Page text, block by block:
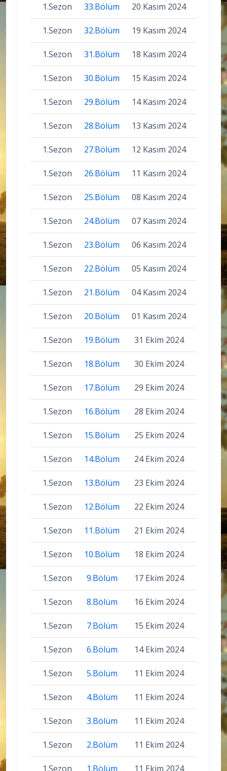
1.Sezon 33.Bölüm 20 Kasım 2024
1.Sezon 32.Bölüm 19 Kasım 2024
1.Sezon 31.Bölüm 18 Kasım 2024
1.Sezon 30.Bölüm 15 Kasım 2024
1.Sezon 29.Bölüm 14 Kasım 2024
1.Sezon 28.Bölüm 13 Kasım 2024
1.Sezon 27.Bölüm 12 Kasım 2024
1.Sezon 26.Bölüm 11 Kasım 2024
1.Sezon 25.Bölüm 08 Kasım 2024
1.Sezon 24.Bölüm 07 Kasım 2024
1.Sezon 23.Bölüm 06 Kasım 2024
1.Sezon 22.Bölüm 05 Kasım 2024
1.Sezon 21.Bölüm 04 Kasım 2024
1.Sezon 20.Bölüm 01 Kasım 2024
1.Sezon 19.Bölüm 31 Ekim 2024
1.Sezon 18.Bölüm 30 Ekim 2024
1.Sezon 17.Bölüm 29 Ekim 2024
1.Sezon 16.Bölüm 28 Ekim 2024
1.Sezon 15.Bölüm 25 Ekim 2024
1.Sezon 14.Bölüm 24 Ekim 2024
1.Sezon 13.Bölüm 23 Ekim 2024
1.Sezon 12.Bölüm 22 Ekim 2024
1.Sezon 11.Bölüm 21 Ekim 2024
1.Sezon 10.Bölüm 18 Ekim 2024
1.Sezon 9.Bölüm 17 Ekim 2024
1.Sezon 8.Bölüm 16 Ekim 2024
1.Sezon 7.Bölüm 15 Ekim 2024
1.Sezon 6.Bölüm 14 Ekim 2024
1.Sezon 5.Bölüm 11 Ekim 2024
1.Sezon 4.Bölüm 11 Ekim 2024
1.Sezon 3.Bölüm 11 Ekim 2024
1.Sezon 2.Bölüm 11 Ekim 2024
1.Sezon 1.Bölüm 11 Ekim 2024